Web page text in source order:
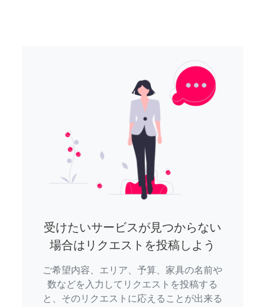
受けたいサービスが見つからない
場合はリクエストを投稿しよう
ご希望内容、エリア、予算、家具の名前や
数などを入力してリクエストを投稿する
と、そのリクエストに応えることが出来る